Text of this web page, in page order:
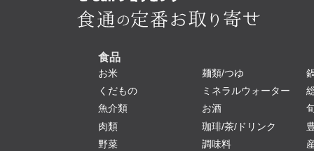
食品
お米
くだもの
魚介類
肉類
野菜
麺類/つゆ
ミネラルウォーター
お酒
珈琲/茶/ドリンク
調味料